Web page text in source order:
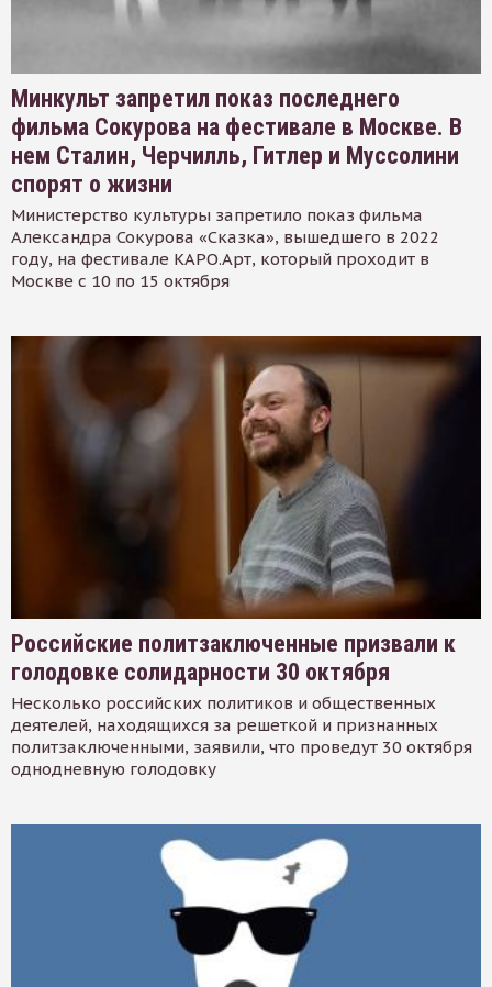
Минкульт запретил показ последнего
фильма Сокурова на фестивале в Москве. В
нем Сталин, Черчилль, Гитлер и Муссолини
спорят о жизни
Министерство культуры запретило показ фильма
Александра Сокурова «Сказка», вышедшего в 2022
году, на фестивале КАРО.Арт, который проходит в
Москве с 10 по 15 октября
Российские политзаключенные призвали к
голодовке солидарности 30 октября
Несколько российских политиков и общественных
деятелей, находящихся за решеткой и признанных
политзаключенными, заявили, что проведут 30 октября
однодневную голодовку